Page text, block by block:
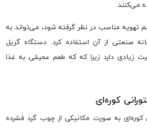
می‌کنند.
تهویه مناسب در نظر گرفته شود، می‌تواند به
صنعتی از آن استفاده کرد. دستگاه گریل
زیادی دارد زیرا که که طعم عمیقی به غذا
کوره‌ای
کوره‌ای به صورت مکانیکی از چوب گرد فشرده